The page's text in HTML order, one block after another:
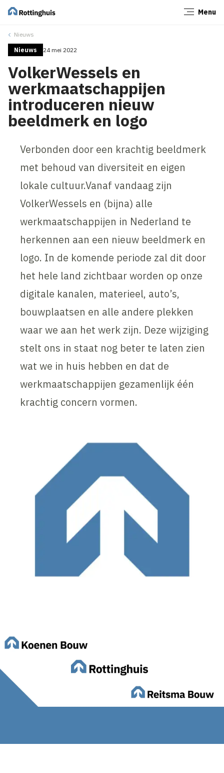
Menu
Nieuws
Nieuws 24 mei 2022
VolkerWessels en
werkmaatschappijen
introduceren nieuw
beeldmerk en logo
Verbonden door een krachtig beeldmerk
met behoud van diversiteit en eigen
lokale cultuur.Vanaf vandaag zijn
VolkerWessels en (bijna) alle
werkmaatschappijen in Nederland te
herkennen aan een nieuw beeldmerk en
logo. In de komende periode zal dit door
het hele land zichtbaar worden op onze
digitale kanalen, materieel, auto’s,
bouwplaatsen en alle andere plekken
waar we aan het werk zijn. Deze wijziging
stelt ons in staat nog beter te laten zien
wat we in huis hebben en dat de
werkmaatschappijen gezamenlijk één
krachtig concern vormen.
Sluiten